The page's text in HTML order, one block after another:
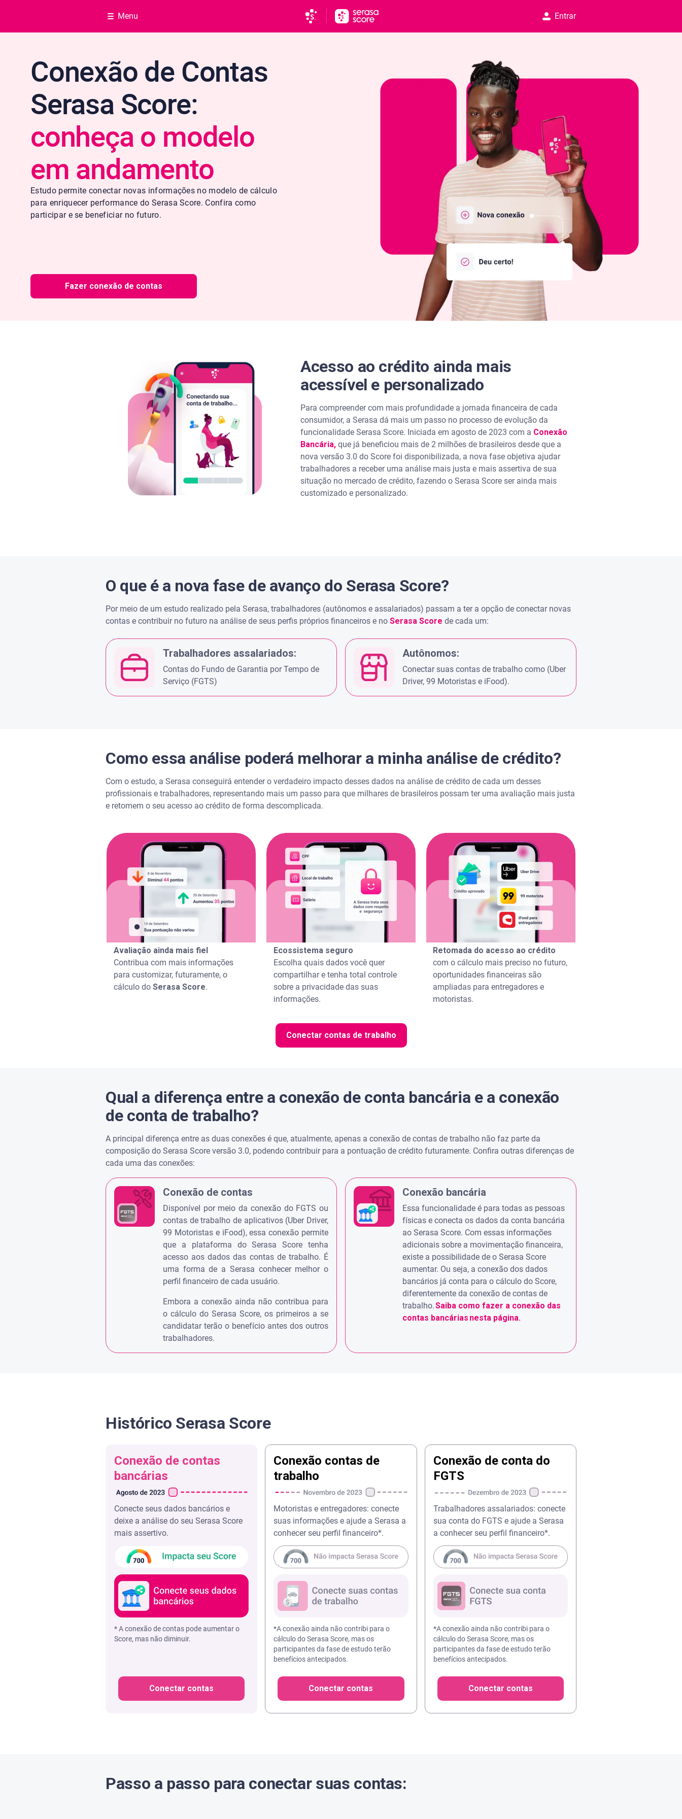
Menu Entrar
Conexão de Contas
Serasa Score:
conheça o modelo
em andamento
Estudo permite conectar novas informações no modelo de cálculo
para enriquecer performance do Serasa Score. Confira como
participar e se beneficiar no futuro.
Fazer conexão de contas
Acesso ao crédito ainda mais
acessível e personalizado
Para compreender com mais profundidade a jornada financeira de cada
consumidor, a Serasa dá mais um passo no processo de evolução da
funcionalidade Serasa Score. Iniciada em agosto de 2023 com a Conexão
Bancária, que já beneficiou mais de 2 milhões de brasileiros desde que a
nova versão 3.0 do Score foi disponibilizada, a nova fase objetiva ajudar
trabalhadores a receber uma análise mais justa e mais assertiva de sua
situação no mercado de crédito, fazendo o Serasa Score ser ainda mais
customizado e personalizado.
O que é a nova fase de avanço do Serasa Score?
Por meio de um estudo realizado pela Serasa, trabalhadores (autônomos e assalariados) passam a ter a opção de conectar novas
contas e contribuir no futuro na análise de seus perfis próprios financeiros e no Serasa Score de cada um:
Trabalhadores assalariados:
Contas do Fundo de Garantia por Tempo de
Serviço (FGTS)
Autônomos:
Conectar suas contas de trabalho como (Uber
Driver, 99 Motoristas e iFood).
Como essa análise poderá melhorar a minha análise de crédito?
Com o estudo, a Serasa conseguirá entender o verdadeiro impacto desses dados na análise de crédito de cada um desses
profissionais e trabalhadores, representando mais um passo para que milhares de brasileiros possam ter uma avaliação mais justa
e retomem o seu acesso ao crédito de forma descomplicada.
Avaliação ainda mais fiel
Contribua com mais informações
para customizar, futuramente, o
cálculo do Serasa Score.
Ecossistema seguro
Escolha quais dados você quer
compartilhar e tenha total controle
sobre a privacidade das suas
informações.
Retomada do acesso ao crédito
com o cálculo mais preciso no futuro,
oportunidades financeiras são
ampliadas para entregadores e
motoristas.
Conectar contas de trabalho
Qual a diferença entre a conexão de conta bancária e a conexão
de conta de trabalho?
A principal diferença entre as duas conexões é que, atualmente, apenas a conexão de contas de trabalho não faz parte da
composição do Serasa Score versão 3.0, podendo contribuir para a pontuação de crédito futuramente. Confira outras diferenças de
cada uma das conexões:
Conexão de contas
Disponível por meio da conexão do FGTS ou
contas de trabalho de aplicativos (Uber Driver,
99 Motoristas e iFood), essa conexão permite
que a plataforma do Serasa Score tenha
acesso aos dados das contas de trabalho. É
uma forma de a Serasa conhecer melhor o
perfil financeiro de cada usuário.
Embora a conexão ainda não contribua para
o cálculo do Serasa Score, os primeiros a se
candidatar terão o benefício antes dos outros
trabalhadores.
Conexão bancária
Essa funcionalidade é para todas as pessoas
físicas e conecta os dados da conta bancária
ao Serasa Score. Com essas informações
adicionais sobre a movimentação financeira,
existe a possibilidade de o Serasa Score
aumentar. Ou seja, a conexão dos dados
bancários já conta para o cálculo do Score,
diferentemente da conexão de contas de
trabalho.Saiba como fazer a conexão das
contas bancárias nesta página.
Histórico Serasa Score
Conexão de contas
bancárias
Conecte seus dados bancários e
deixe a análise do seu Serasa Score
mais assertivo.
* A conexão de contas pode aumentar o
Score, mas não diminuir.
Conectar contas
Conexão contas de
trabalho
Motoristas e entregadores: conecte
suas informações e ajude a Serasa a
conhecer seu perfil financeiro*.
*A conexão ainda não contribi para o
cálculo do Serasa Score, mas os
participantes da fase de estudo terão
benefícios antecipados.
Conectar contas
Conexão de conta do
FGTS
Trabalhadores assalariados: conecte
sua conta do FGTS e ajude a Serasa
a conhecer seu perfil financeiro*.
*A conexão ainda não contribi para o
cálculo do Serasa Score, mas os
participantes da fase de estudo terão
benefícios antecipados.
Conectar contas
Passo a passo para conectar suas contas: